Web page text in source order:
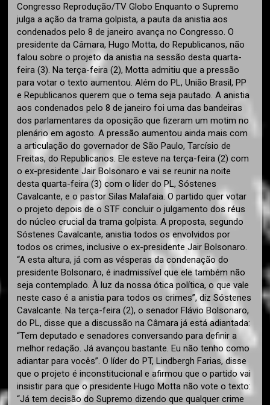
Congresso Reprodução/TV Globo Enquanto o Supremo
julga a ação da trama golpista, a pauta da anistia aos
condenados pelo 8 de janeiro avança no Congresso. O
presidente da Câmara, Hugo Motta, do Republicanos, não
falou sobre o projeto da anistia na sessão desta quarta-
feira (3). Na terça-feira (2), Motta admitiu que a pressão
para votar o texto aumentou. Além do PL, União Brasil, PP
e Republicanos querem que o tema seja pautado. A anistia
aos condenados pelo 8 de janeiro foi uma das bandeiras
dos parlamentares da oposição que fizeram um motim no
plenário em agosto. A pressão aumentou ainda mais com
a articulação do governador de São Paulo, Tarcísio de
Freitas, do Republicanos. Ele esteve na terça-feira (2) com
o ex-presidente Jair Bolsonaro e vai se reunir na noite
desta quarta-feira (3) com o líder do PL, Sóstenes
Cavalcante, e o pastor Silas Malafaia. O partido quer votar
o projeto depois de o STF concluir o julgamento dos réus
do núcleo crucial da trama golpista. A proposta, segundo
Sóstenes Cavalcante, anistia todos os envolvidos por
todos os crimes, inclusive o ex-presidente Jair Bolsonaro.
“A esta altura, já com as vésperas da condenação do
presidente Bolsonaro, é inadmissível que ele também não
seja contemplado. À luz da nossa ótica política, o que vale
neste caso é a anistia para todos os crimes”, diz Sóstenes
Cavalcante. Na terça-feira (2), o senador Flávio Bolsonaro,
do PL, disse que a discussão na Câmara já está adiantada:
“Tem deputado e senadores conversando para definir a
melhor redação. Já avançou bastante. Eu não tenho como
adiantar para vocês”. O líder do PT, Lindbergh Farias, disse
que o projeto é inconstitucional e afirmou que o partido vai
insistir para que o presidente Hugo Motta não vote o texto:
“Já tem decisão do Supremo dizendo que qualquer crime